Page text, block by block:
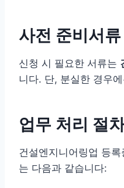
사전 준비서류
신청 시 필요한 서류는
니다. 단, 분실한 경우
업무 처리 절
건설엔지니어링업 등
는 다음과 같습니다: